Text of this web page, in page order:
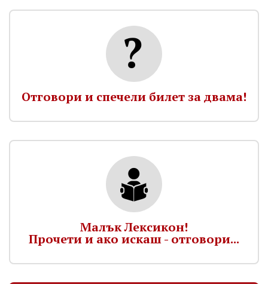
Отговори и спечели билет за двама!
Малък Лексикон!
Прочети и ако искаш - отговори...